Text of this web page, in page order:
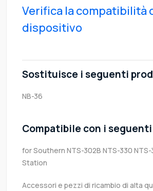
Verifica la compatibilità
dispositivo
Sostituisce i seguenti
NB-36
Compatibile con i
for Southern NTS-302B NTS-330 NTS-
Station
Accessori e pezzi di ricambio di alta